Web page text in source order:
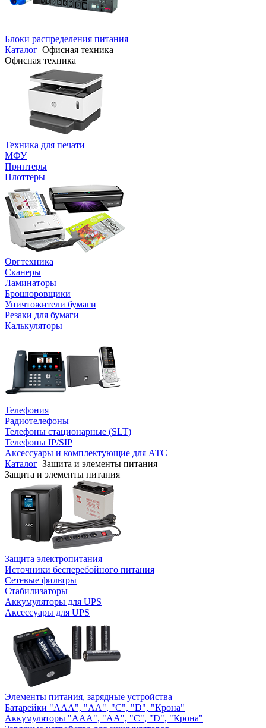
Блоки распределения питания
Каталог Офисная техника
Офисная техника
Техника для печати
МФУ
Принтеры
Плоттеры
Оргтехника
Сканеры
Ламинаторы
Брошюровщики
Уничтожители бумаги
Резаки для бумаги
Калькуляторы
Телефония
Радиотелефоны
Телефоны стационарные (SLT)
Телефоны IP/SIP
Аксессуары и комплектующие для АТС
Каталог Защита и элементы питания
Защита и элементы питания
Защита электропитания
Источники бесперебойного питания
Сетевые фильтры
Стабилизаторы
Аккумуляторы для UPS
Аксессуары для UPS
Элементы питания, зарядные устройства
Батарейки "AAA", "AA", "C", "D", "Крона"
Аккумуляторы "AAA", "AA", "C", "D", "Крона"